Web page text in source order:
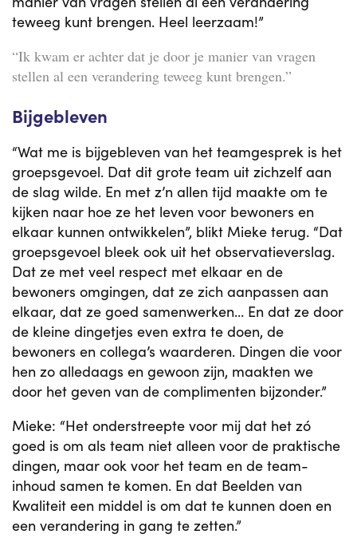
teweeg kunt brengen. Heel leerzaam!”
“Ik kwam er achter dat je door je manier van vragen
stellen al een verandering teweeg kunt brengen.”
Bijgebleven
“Wat me is bijgebleven van het teamgesprek is het
groepsgevoel. Dat dit grote team uit zichzelf aan
de slag wilde. En met z’n allen tijd maakte om te
kijken naar hoe ze het leven voor bewoners en
elkaar kunnen ontwikkelen”, blikt Mieke terug. “Dat
groepsgevoel bleek ook uit het observatieverslag.
Dat ze met veel respect met elkaar en de
bewoners omgingen, dat ze zich aanpassen aan
elkaar, dat ze goed samenwerken... En dat ze door
de kleine dingetjes even extra te doen, de
bewoners en collega’s waarderen. Dingen die voor
hen zo alledaags en gewoon zijn, maakten we
door het geven van de complimenten bijzonder.”
Mieke: “Het onderstreepte voor mij dat het zó
goed is om als team niet alleen voor de praktische
dingen, maar ook voor het team en de team-
inhoud samen te komen. En dat Beelden van
Kwaliteit een middel is om dat te kunnen doen en
een verandering in gang te zetten.”